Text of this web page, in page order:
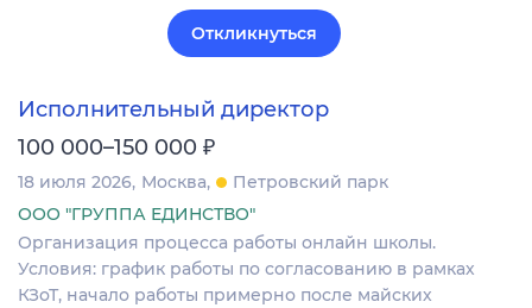
Откликнуться
Исполнительный директор
100 000–150 000 ₽
18 июля 2026 Москва
Петровский парк
ООО "ГРУППА ЕДИНСТВО"
Организация процесса работы онлайн школы.
Условия: график работы по согласованию в рамках
КЗоТ, начало работы примерно после майских